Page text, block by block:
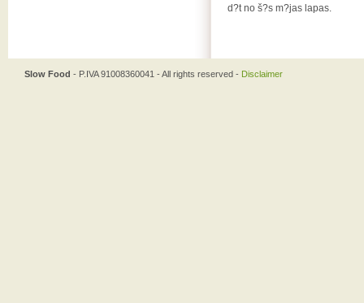
d?t no š?s m?jas lapas.
Slow Food - P.IVA 91008360041 - All rights reserved - Disclaimer